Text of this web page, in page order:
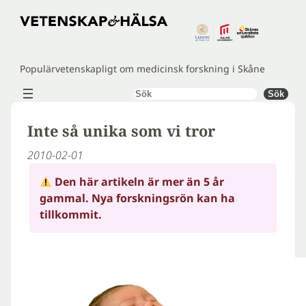
Hoppa
Populärvetenskapligt om medicinsk forskning i Skåne
Sök Sök
Inte så unika som vi tror
2010-02-01
Den här artikeln är mer än 5 år
gammal. Nya forskningsrön kan ha
tillkommit.